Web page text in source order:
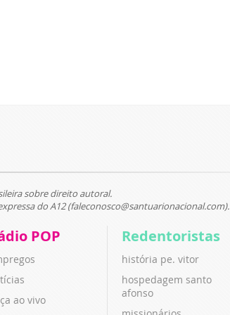
sobre direito autoral.
do A12 (faleconosco@santuarionacional.com).
POP
ao vivo
Redentoristas
história pe. vitor
hospedagem santo
afonso